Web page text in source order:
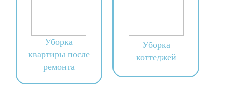
Уборка
квартиры после
ремонта
Уборка
коттеджей